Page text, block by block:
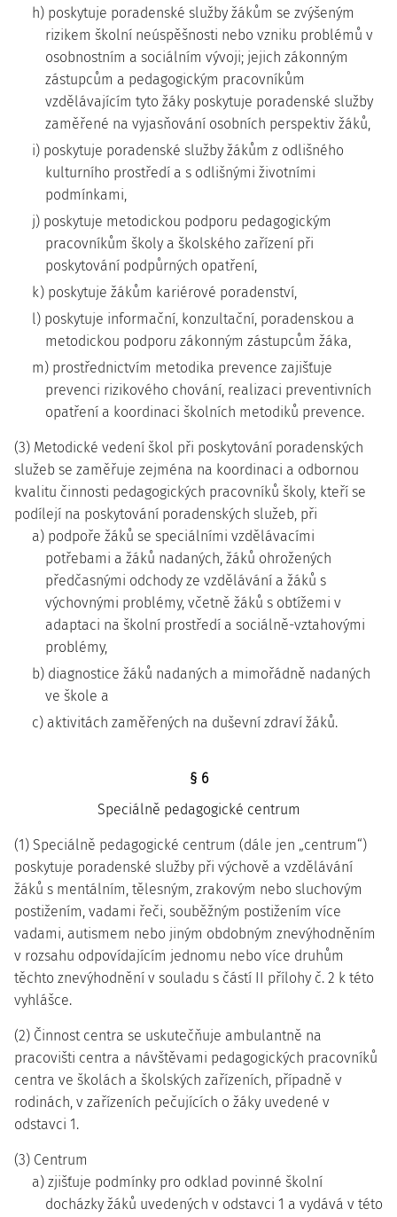
h) poskytuje poradenské služby žákům se zvýšeným
rizikem školní neúspěšnosti nebo vzniku problémů v
osobnostním a sociálním vývoji; jejich zákonným
zástupcům a pedagogickým pracovníkům
vzdělávajícím tyto žáky poskytuje poradenské služby
zaměřené na vyjasňování osobních perspektiv žáků,
i) poskytuje poradenské služby žákům z odlišného
kulturního prostředí a s odlišnými životními
podmínkami,
j) poskytuje metodickou podporu pedagogickým
pracovníkům školy a školského zařízení při
poskytování podpůrných opatření,
k) poskytuje žákům kariérové poradenství,
l) poskytuje informační, konzultační, poradenskou a
metodickou podporu zákonným zástupcům žáka,
m) prostřednictvím metodika prevence zajišťuje
prevenci rizikového chování, realizaci preventivních
opatření a koordinaci školních metodiků prevence.
(3) Metodické vedení škol při poskytování poradenských
služeb se zaměřuje zejména na koordinaci a odbornou
kvalitu činnosti pedagogických pracovníků školy, kteří se
podílejí na poskytování poradenských služeb, při
a) podpoře žáků se speciálními vzdělávacími
potřebami a žáků nadaných, žáků ohrožených
předčasnými odchody ze vzdělávání a žáků s
výchovnými problémy, včetně žáků s obtížemi v
adaptaci na školní prostředí a sociálně-vztahovými
problémy,
b) diagnostice žáků nadaných a mimořádně nadaných
ve škole a
c) aktivitách zaměřených na duševní zdraví žáků.
§ 6
Speciálně pedagogické centrum
(1) Speciálně pedagogické centrum (dále jen „centrum“)
poskytuje poradenské služby při výchově a vzdělávání
žáků s mentálním, tělesným, zrakovým nebo sluchovým
postižením, vadami řeči, souběžným postižením více
vadami, autismem nebo jiným obdobným znevýhodněním
v rozsahu odpovídajícím jednomu nebo více druhům
těchto znevýhodnění v souladu s částí II přílohy č. 2 k této
vyhlášce.
(2) Činnost centra se uskutečňuje ambulantně na
pracovišti centra a návštěvami pedagogických pracovníků
centra ve školách a školských zařízeních, případně v
rodinách, v zařízeních pečujících o žáky uvedené v
odstavci 1.
(3) Centrum
a) zjišťuje podmínky pro odklad povinné školní
docházky žáků uvedených v odstavci 1 a vydává v této